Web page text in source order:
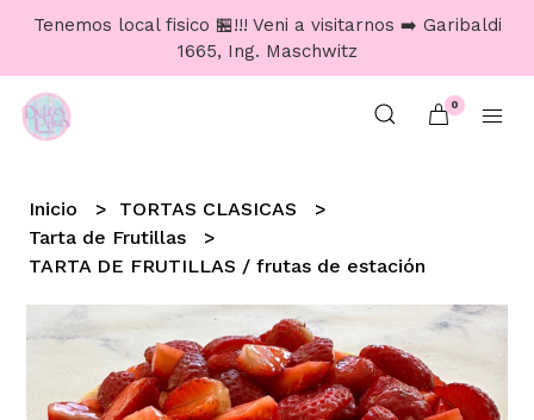
Tenemos local fisico 🏪!!! Veni a visitarnos ➡️ Garibaldi
1665, Ing. Maschwitz
0
Inicio
TORTAS CLASICAS
Tarta de Frutillas
TARTA DE FRUTILLAS / frutas de estación